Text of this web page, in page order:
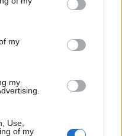
my
my
Use,
of my
Opusnak - mint a
ne menjen! Tudom,
az első.